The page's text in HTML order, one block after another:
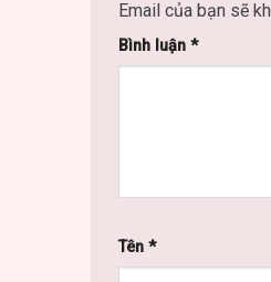
Email của bạn sẽ
Bình luận *
Tên *